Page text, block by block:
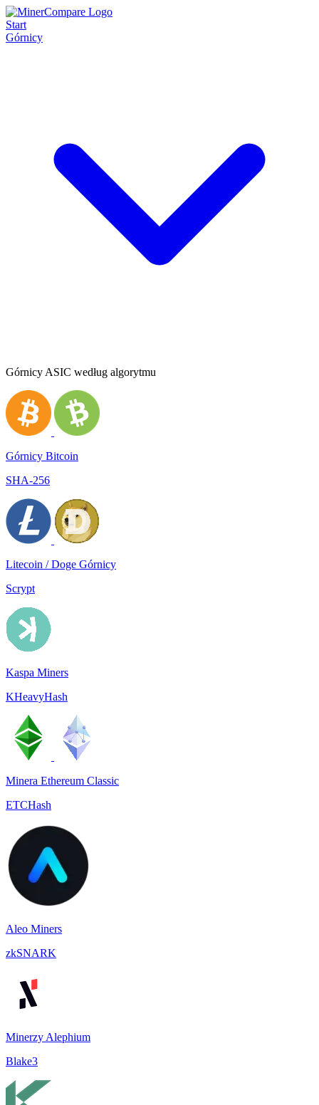
Start
Górnicy
Górnicy ASIC według algorytmu
Górnicy Bitcoin
SHA-256
Litecoin / Doge Górnicy
Scrypt
Kaspa Miners
KHeavyHash
Minera Ethereum Classic
ETCHash
Aleo Miners
zkSNARK
Minerzy Alephium
Blake3